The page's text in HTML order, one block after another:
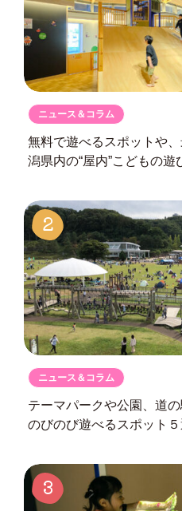
ニュース＆コラム
無料で遊べるスポットや
潟県内の“屋内”こどもの遊
2
ニュース＆コラム
テーマパークや公園、道の
のびのび遊べるスポット５
3